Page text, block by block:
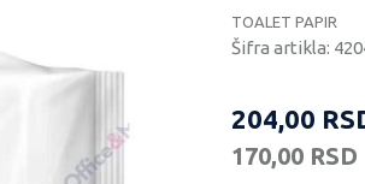
TOALET PAPIR
Šifra artikla:
204,00
170,00 RSD